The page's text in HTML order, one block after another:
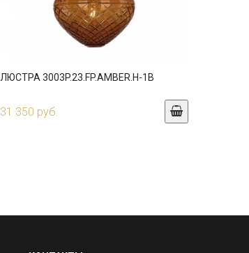
ЛЮСТРА 3003P.23.FP.AMBER.H-1B
31 350 руб.